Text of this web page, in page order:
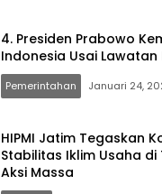
4. Presiden Prabowo
Indonesia Usai Lawatan
Pemerintahan Januari 24,
HIPMI Jatim Tegaskan
Stabilitas Iklim Usaha di
Aksi Massa